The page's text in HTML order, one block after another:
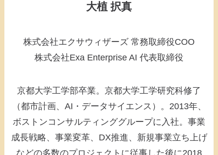
大植 択真
株式会社エクサウィザーズ 常務取締役COO
株式会社Exa Enterprise AI 代表取締役
京都大学工学部卒業。京都大学工学研究科修了
（都市計画、AI・データサイエンス）。2013年、
ボストンコンサルティンググループに入社。事業
成長戦略、事業変革、DX推進、新規事業立ち上げ